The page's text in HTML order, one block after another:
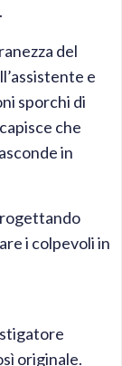
del
e
sporchi di
che
in
i colpevoli in
originale.